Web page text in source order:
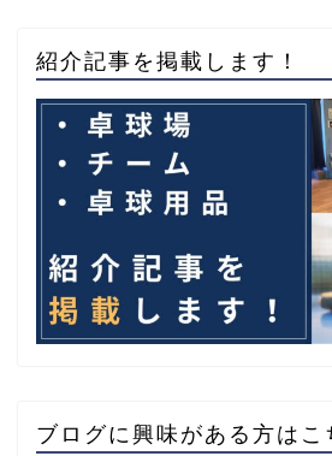
紹介記事を掲載します！
ブログに興味がある方はこ